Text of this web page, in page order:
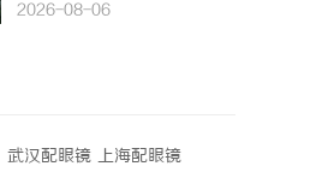
2026-08-06
武汉配眼镜 上海配眼镜